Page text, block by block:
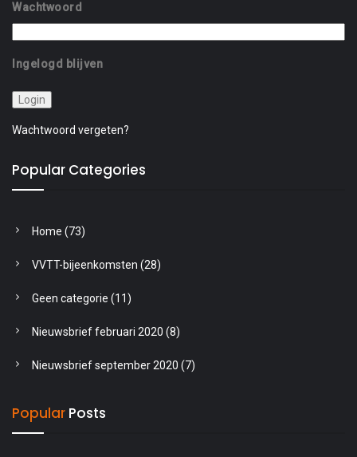
Wachtwoord
Ingelogd blijven
Wachtwoord vergeten?
Popular Categories
Home (73)
VVTT-bijeenkomsten (28)
Geen categorie (11)
Nieuwsbrief februari 2020 (8)
Nieuwsbrief september 2020 (7)
Popular Posts